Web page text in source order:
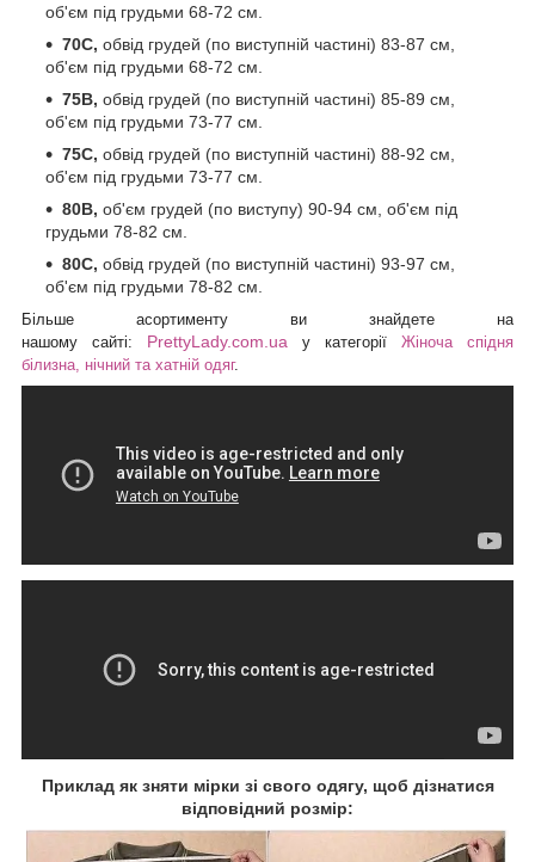
об'єм під грудьми 68-72 см.
70С, обвід грудей (по виступній частині) 83-87 см,
об'єм під грудьми 68-72 см.
75B, обвід грудей (по виступній частині) 85-89 см,
об'єм під грудьми 73-77 см.
75C, обвід грудей (по виступній частині) 88-92 см,
об'єм під грудьми 73-77 см.
80B, об'єм грудей (по виступу) 90-94 см, об'єм під
грудьми 78-82 см.
80C, обвід грудей (по виступній частині) 93-97 см,
об'єм під грудьми 78-82 см.
Більше асортименту ви знайдете на
нашому сайті: PrettyLady.com.ua у категорії Жіноча спідня
білизна, нічний та хатній одяг.
Приклад як зняти мірки зі свого одягу, щоб дізнатися
відповідний розмір: